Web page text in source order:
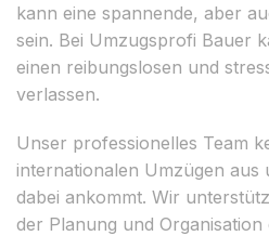
kann eine spannende, aber
sein. Bei Umzugsprofi Bauer
einen reibungslosen und
verlassen.
Unser professionelles Team
internationalen Umzügen aus
dabei ankommt. Wir
der Planung und